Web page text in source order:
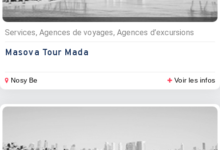
Services, Agences de voyages, Agences d’excursions
Masova Tour Mada
Nosy Be Voir les infos